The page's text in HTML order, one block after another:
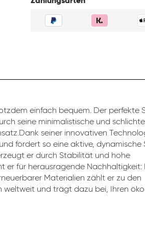
einfach bequem. Der perfekte
seine minimalistische und
seiner innovativen
fördert so eine aktive, dynamische
er durch Stabilität und hohe
er für herausragende Nachhaltigkeit:
Materialien zählt er zu den
weltweit und trägt dazu bei, Ihren